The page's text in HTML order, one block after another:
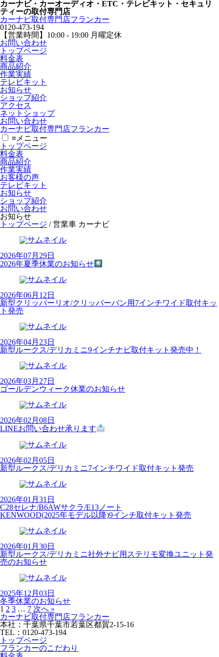
カーナビ・カーオーディオ・ETC・テレビキット・セキュリ
ティーの取付専門店
カーナビ取付専⾨店フランカー
0120-473-194
【営業時間】 10:00 - 19:00 月曜定休
お問い合わせ
トップページ
料金表
商品紹介
作業実績
テレビキット
お知らせ
ショップ紹介
アクセス
ネットショップ
お問い合わせ
カーナビ取付専⾨店フランカー
≡ メニュー
トップページ
料金表
商品紹介
作業実績
お客様の声
テレビキット
お知らせ
ショップ紹介
お問い合わせ
お知らせ
トップページ /営業車 カーナビ
2026年07月29日
2026年夏季休業のお知らせ
2026年06月12日
新型クリッパーリオ/クリッパーバン用7インチワイド取付キッ
ト発売
2026年04月23日
新型ルークス/デリカミニ9インチナビ取付キット発売中！
2026年03月27日
ゴールデンウィーク休業のお知らせ
2026年02月08日
LINEお問い合わせ承ります
2026年02月05日
新型ルークス/デリカミニ7インチワイド取付キット発売
2026年01月31日
C28セレナ/B6AWサクラ/E13ノート
KENWOOD(2025年モデル以降)9インチ取付キット発売
2026年01月30日
新型ルークス/デリカミニ社外ナビ用ステリモ変換ユニット発
売のお知らせ
2025年12月03日
冬季休業のお知らせ
1 2 3 … 7 次へ »
カーナビ取付専⾨店フランカー
本社：千葉県千葉市若葉区都賀2-15-16
TEL：0120-473-194
トップページ
フランカーのこだわり